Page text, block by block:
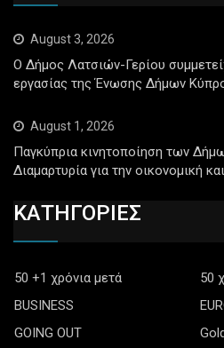
August 3, 2026
Ο Δήμος Λατσιών-Γερίου
εργασίας της Ένωσης Δήμων
August 1, 2026
Παγκύπρια κινητοποίηση των
Διαμαρτυρία για την οικονομική
ΚΑΤΗΓΟΡΙΕΣ
50 +1 χρόνια μετά
50
BUSINESS
GOING OUT